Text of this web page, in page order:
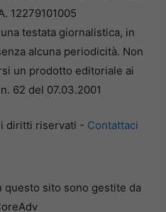
12279101005
testata giornalistica, in
alcuna periodicità. Non
un prodotto editoriale ai
62 del 07.03.2001
diritti riservati - Contattaci
questo sito sono gestite da